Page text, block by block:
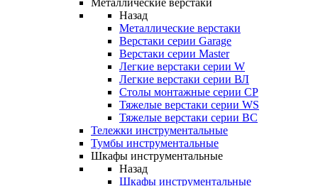
Металлические верстаки
Назад
Металлические верстаки
Верстаки серии Garage
Верстаки серии Master
Легкие верстаки серии W
Легкие верстаки серии ВЛ
Столы монтажные серии СР
Тяжелые верстаки серии WS
Тяжелые верстаки серии ВС
Тележки инструментальные
Тумбы инструментальные
Шкафы инструментальные
Назад
Шкафы инструментальные